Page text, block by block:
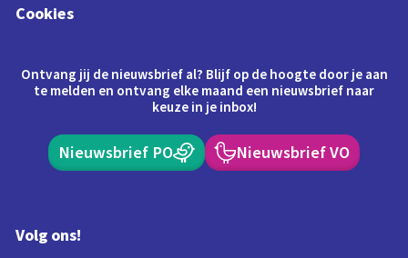
Cookies
Ontvang jij de nieuwsbrief al? Blijf op de hoogte door je aan
te melden en ontvang elke maand een nieuwsbrief naar
keuze in je inbox!
Nieuwsbrief PO Nieuwsbrief VO
Volg ons!